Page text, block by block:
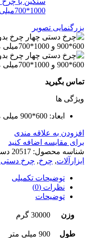
بزرگنمایی تصویر
تماس بگیرید
ویژگی ها
ابعاد: 600*900 میلی متر
افزودن به علاقه مندی
برای مقایسه اضافه کنید
شناسه محصول: 20517
ابزارآلات, چرخ, چرخ دستی
توضیحات تکمیلی
نظرات (0)
توضیحات
وزن 30000 گرم
طول 900 میلی متر